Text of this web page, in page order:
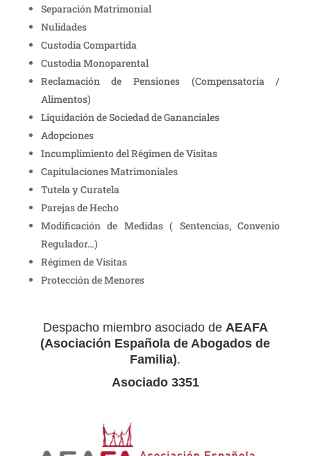
Separación Matrimonial
Nulidades
Custodia Compartida
Custodia Monoparental
Reclamación de Pensiones (Compensatoria /
Alimentos)
Liquidación de Sociedad de Gananciales
Adopciones
Incumplimiento del Régimen de Visitas
Capitulaciones Matrimoniales
Tutela y Curatela
Parejas de Hecho
Modificación de Medidas ( Sentencias, Convenio
Regulador…)
Régimen de Visitas
Protección de Menores
Despacho miembro asociado de AEAFA
(Asociación Española de Abogados de
Familia).
Asociado 3351